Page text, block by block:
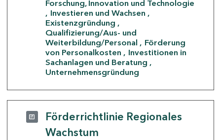
Forschung, Innovation und Technologie
Investieren und Wachsen
Existenzgründung
Qualifizierung/Aus- und
Weiterbildung/Personal
Förderung
von Personalkosten
Investitionen in
Sachanlagen und Beratung
Unternehmensgründung
Förderrichtlinie Regionales
Wachstum